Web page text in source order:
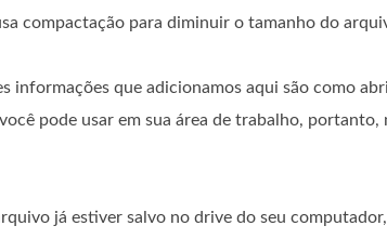
compactação para diminuir o tamanho do
informações que adicionamos aqui são como
pode usar em sua área de trabalho, portanto,
já estiver salvo no drive do seu